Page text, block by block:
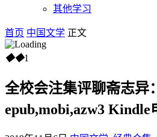
其他学习
首页 中国文学 正文
◆◆1
全校会注集评聊斋志异
epub,mobi,azw3 Kindle